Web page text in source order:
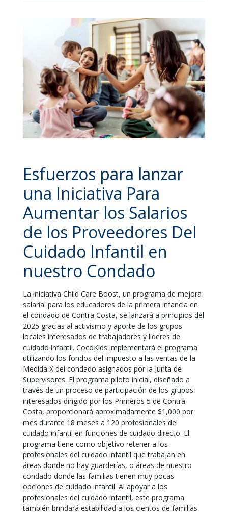
Esfuerzos para lanzar
una Iniciativa Para
Aumentar los Salarios
de los Proveedores Del
Cuidado Infantil en
nuestro Condado
La iniciativa Child Care Boost, un programa de mejora
salarial para los educadores de la primera infancia en
el condado de Contra Costa, se lanzará a principios del
2025 gracias al activismo y aporte de los grupos
locales interesados de trabajadores y líderes de
cuidado infantil. CocoKids implementará el programa
utilizando los fondos del impuesto a las ventas de la
Medida X del condado asignados por la Junta de
Supervisores. El programa piloto inicial, diseñado a
través de un proceso de participación de los grupos
interesados dirigido por los Primeros 5 de Contra
Costa, proporcionará aproximadamente $1,000 por
mes durante 18 meses a 120 profesionales del
cuidado infantil en funciones de cuidado directo. El
programa tiene como objetivo retener a los
profesionales del cuidado infantil que trabajan en
áreas donde no hay guarderías, o áreas de nuestro
condado donde las familias tienen muy pocas
opciones de cuidado infantil. Al apoyar a los
profesionales del cuidado infantil, este programa
también brindará estabilidad a los cientos de familias